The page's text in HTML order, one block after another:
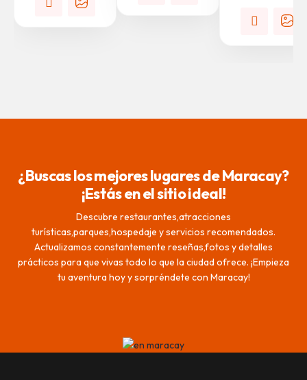
¿Buscas los mejores lugares de Maracay?
¡Estás en el sitio ideal!
Descubre restaurantes,atracciones
turísticas,parques,hospedaje y servicios recomendados.
Actualizamos constantemente reseñas,fotos y detalles
prácticos para que vivas todo lo que la ciudad ofrece. ¡Empieza
tu aventura hoy y sorpréndete con Maracay!